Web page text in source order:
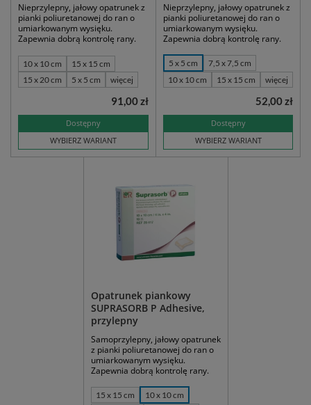
Nieprzylepny, jałowy opatrunek z
pianki poliuretanowej do ran o
umiarkowanym wysięku.
Zapewnia dobrą kontrolę rany.
10 x 10 cm
15 x 15 cm
15 x 20 cm
5 x 5 cm więcej
Dostępny
WYBIERZ WARIANT
91,00 zł
Nieprzylepny, jałowy opatrunek z
pianki poliuretanowej do ran o
umiarkowanym wysięku.
Zapewnia dobrą kontrolę rany.
5 x 5 cm
7,5 x 7,5 cm
10 x 10 cm
15 x 15 cm więcej
Dostępny
WYBIERZ WARIANT
52,00 zł
Opatrunek piankowy
SUPRASORB P Adhesive,
przylepny
Samoprzylepny, jałowy opatrunek
z pianki poliuretanowej do ran o
umiarkowanym wysięku.
Zapewnia dobrą kontrolę rany.
15 x 15 cm
10 x 10 cm